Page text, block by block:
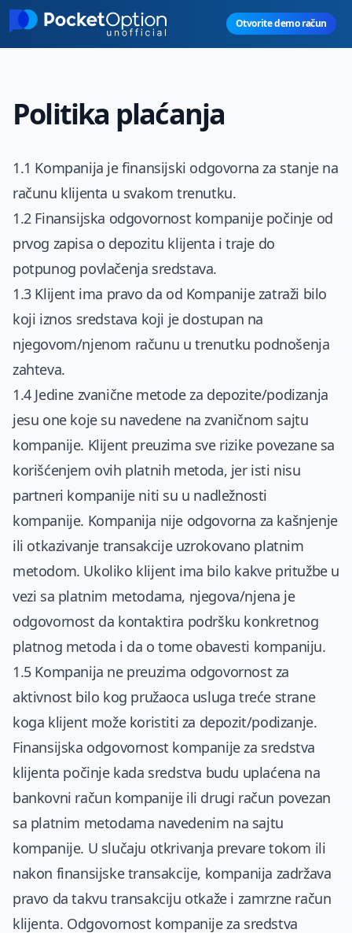
Skip to main content
Otvorite demo račun
Politika plaćanja
1.1 Kompanija je finansijski odgovorna za stanje na
računu klijenta u svakom trenutku.
1.2 Finansijska odgovornost kompanije počinje od
prvog zapisa o depozitu klijenta i traje do
potpunog povlačenja sredstava.
1.3 Klijent ima pravo da od Kompanije zatraži bilo
koji iznos sredstava koji je dostupan na
njegovom/njenom računu u trenutku podnošenja
zahteva.
1.4 Jedine zvanične metode za depozite/podizanja
jesu one koje su navedene na zvaničnom sajtu
kompanije. Klijent preuzima sve rizike povezane sa
korišćenjem ovih platnih metoda, jer isti nisu
partneri kompanije niti su u nadležnosti
kompanije. Kompanija nije odgovorna za kašnjenje
ili otkazivanje transakcije uzrokovano platnim
metodom. Ukoliko klijent ima bilo kakve pritužbe u
vezi sa platnim metodama, njegova/njena je
odgovornost da kontaktira podršku konkretnog
platnog metoda i da o tome obavesti kompaniju.
1.5 Kompanija ne preuzima odgovornost za
aktivnost bilo kog pružaoca usluga treće strane
koga klijent može koristiti za depozit/podizanje.
Finansijska odgovornost kompanije za sredstva
klijenta počinje kada sredstva budu uplaćena na
bankovni račun kompanije ili drugi račun povezan
sa platnim metodama navedenim na sajtu
kompanije. U slučaju otkrivanja prevare tokom ili
nakon finansijske transakcije, kompanija zadržava
pravo da takvu transakciju otkaže i zamrzne račun
klijenta. Odgovornost kompanije za sredstva